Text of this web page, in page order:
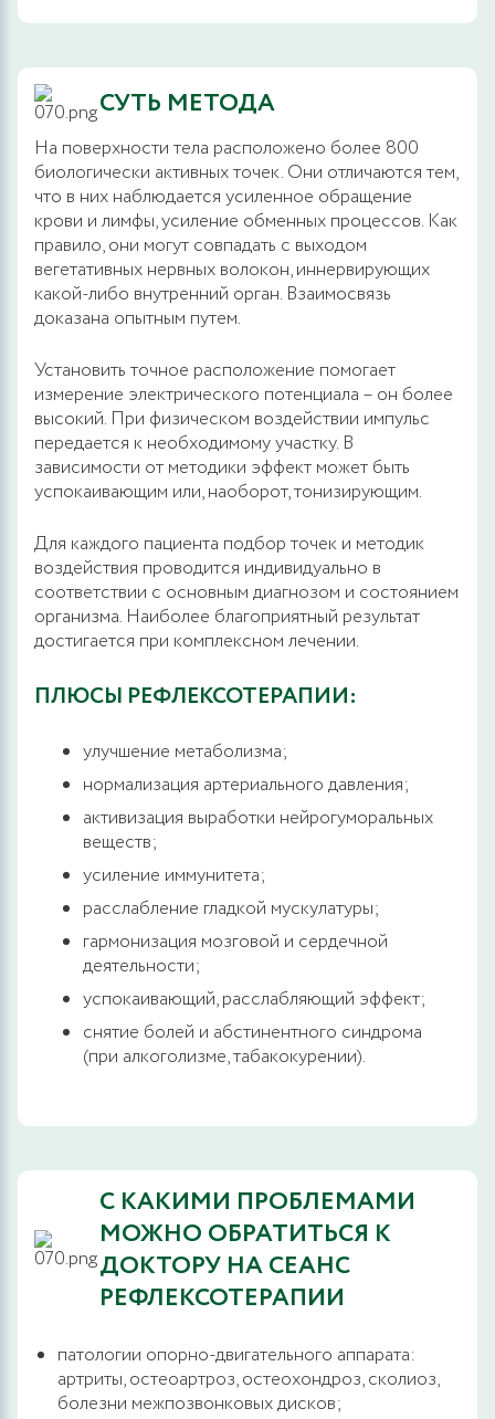
СУТЬ МЕТОДА
На поверхности тела расположено более 800
биологически активных точек. Они отличаются тем,
что в них наблюдается усиленное обращение
крови и лимфы, усиление обменных процессов. Как
правило, они могут совпадать с выходом
вегетативных нервных волокон, иннервирующих
какой-либо внутренний орган. Взаимосвязь
доказана опытным путем.
Установить точное расположение помогает
измерение электрического потенциала – он более
высокий. При физическом воздействии импульс
передается к необходимому участку. В
зависимости от методики эффект может быть
успокаивающим или, наоборот, тонизирующим.
Для каждого пациента подбор точек и методик
воздействия проводится индивидуально в
соответствии с основным диагнозом и состоянием
организма. Наиболее благоприятный результат
достигается при комплексном лечении.
ПЛЮСЫ РЕФЛЕКСОТЕРАПИИ:
улучшение метаболизма;
нормализация артериального давления;
активизация выработки нейрогуморальных
веществ;
усиление иммунитета;
расслабление гладкой мускулатуры;
гармонизация мозговой и сердечной
деятельности;
успокаивающий, расслабляющий эффект;
снятие болей и абстинентного синдрома
(при алкоголизме, табакокурении).
С КАКИМИ ПРОБЛЕМАМИ
МОЖНО ОБРАТИТЬСЯ К
ДОКТОРУ НА СЕАНС
РЕФЛЕКСОТЕРАПИИ
патологии опорно-двигательного аппарата:
артриты, остеоартроз, остеохондроз, сколиоз,
болезни межпозвонковых дисков;